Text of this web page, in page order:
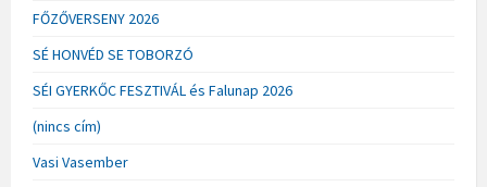
FŐZŐVERSENY 2026
SÉ HONVÉD SE TOBORZÓ
SÉI GYERKŐC FESZTIVÁL és Falunap 2026
(nincs cím)
Vasi Vasember